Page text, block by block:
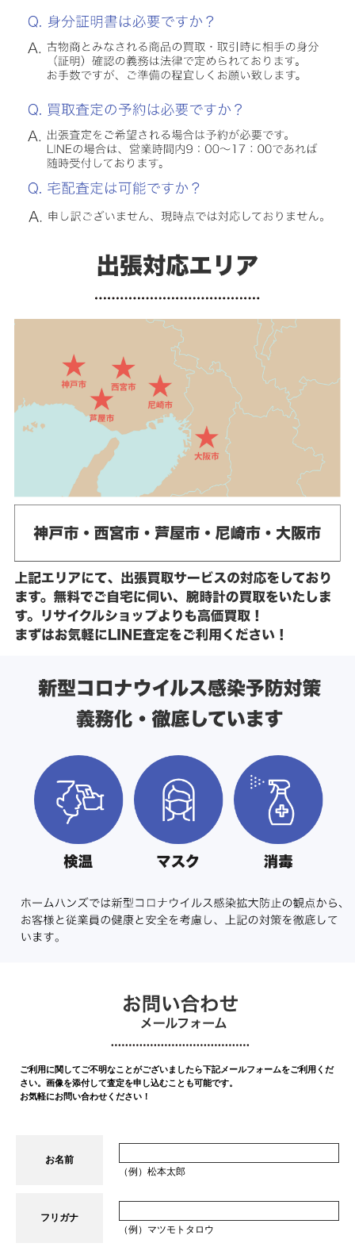
ご利用に関してご不明なことがございましたら下記メールフォームをご利用くだ
さい。画像を添付して査定を申し込むことも可能です。
お気軽にお問い合わせください！
お名前
（例）松本太郎
フリガナ
（例）マツモトタロウ